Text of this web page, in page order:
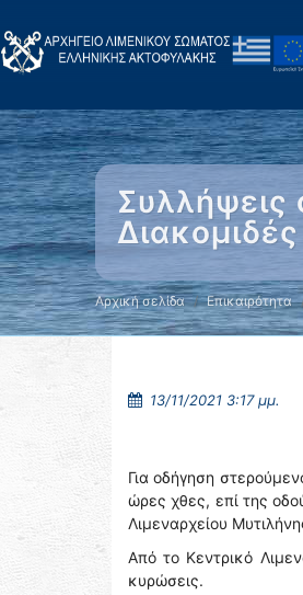
Συλλήψεις
Αρχική σελίδα Επικαιρότητα
13/11/2021 3:17 μμ.
Για οδήγηση
ώρες χθες, επί της
Λιμεναρχείου
Από το Κεντρικό
κυρώσεις.